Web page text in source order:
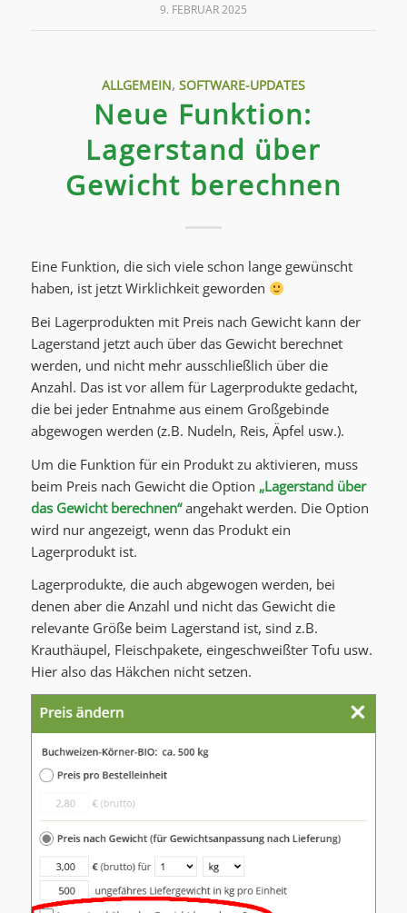
9. FEBRUAR 2025
ALLGEMEIN, SOFTWARE-UPDATES
Neue Funktion:
Lagerstand über
Gewicht berechnen
Eine Funktion, die sich viele schon lange gewünscht
haben, ist jetzt Wirklichkeit geworden
Bei Lagerprodukten mit Preis nach Gewicht kann der
Lagerstand jetzt auch über das Gewicht berechnet
werden, und nicht mehr ausschließlich über die
Anzahl. Das ist vor allem für Lagerprodukte gedacht,
die bei jeder Entnahme aus einem Großgebinde
abgewogen werden (z.B. Nudeln, Reis, Äpfel usw.).
Um die Funktion für ein Produkt zu aktivieren, muss
beim Preis nach Gewicht die Option „Lagerstand über
das Gewicht berechnen“angehakt werden. Die Option
wird nur angezeigt, wenn das Produkt ein
Lagerprodukt ist.
Lagerprodukte, die auch abgewogen werden, bei
denen aber die Anzahl und nicht das Gewicht die
relevante Größe beim Lagerstand ist, sind z.B.
Krauthäupel, Fleischpakete, eingeschweißter Tofu usw.
Hier also das Häkchen nicht setzen.